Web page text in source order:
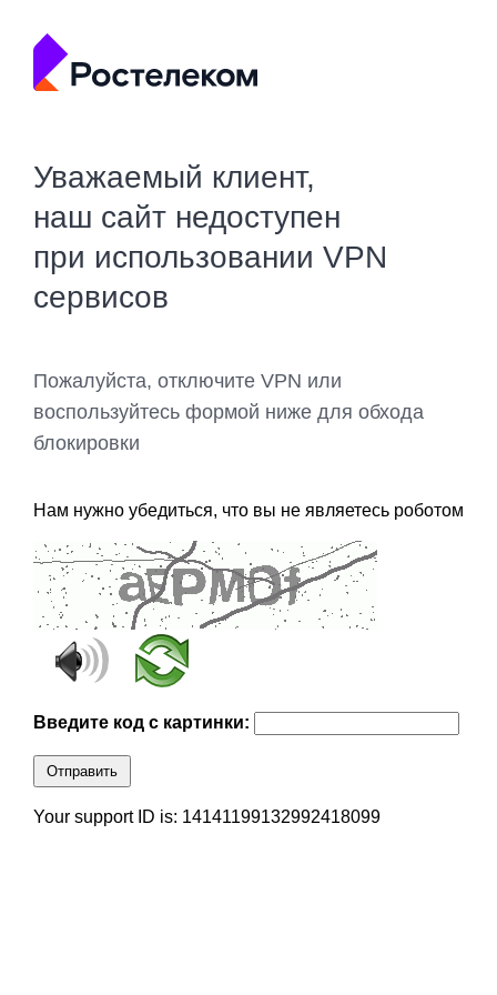
Уважаемый клиент,
наш сайт недоступен
при использовании VPN
сервисов
Пожалуйста, отключите VPN или
воспользуйтесь формой ниже для обхода
блокировки
Нам нужно убедиться, что вы не являетесь роботом
Введите код с картинки:
Отправить
Your support ID is: 14141199132992418099